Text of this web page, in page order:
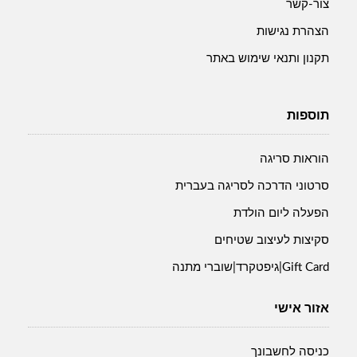
צור-קשר
הצהרת נגישות
תקנון ותנאי שימוש באתר
תוספות
הוראות סריגה
סרטוני הדרכה לסריגה בעברית
הפעלה ליום הולדת
סקיצות לעיצוב שטיחים
Gift Card|גיפטקרד|שוברי מתנה
אזור אישי
כניסה לחשבונך